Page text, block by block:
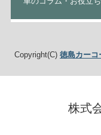
Copyright(C) 徳島カーコ
株式